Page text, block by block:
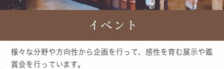
様々な分野や方向性から企画を行って、感性を育む展示や鑑
賞会を行っています。